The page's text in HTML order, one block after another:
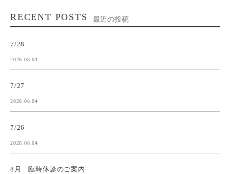
RECENT POSTS 最近の投稿
7/28
2026.08.04
7/27
2026.08.04
7/26
2026.08.04
8月 臨時休診のご案内